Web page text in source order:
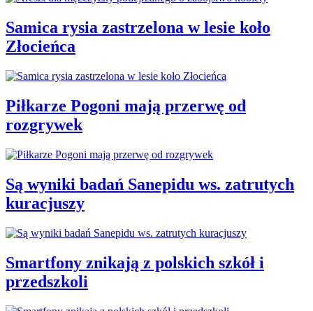
Samica rysia zastrzelona w lesie koło
Złocieńca
Piłkarze Pogoni mają przerwę od
rozgrywek
Są wyniki badań Sanepidu ws. zatrutych
kuracjuszy
Smartfony znikają z polskich szkół i
przedszkoli